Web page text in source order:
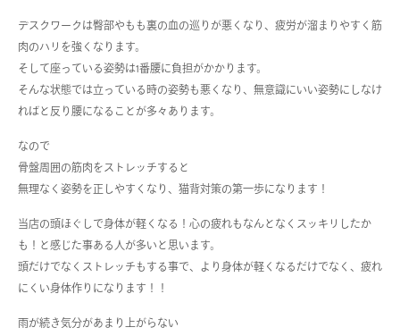
デスクワークは臀部やもも裏の血の巡りが悪くなり、疲労が溜まりやすく筋
肉のハリを強くなります。
そして座っている姿勢は1番腰に負担がかかります。
そんな状態では立っている時の姿勢も悪くなり、無意識にいい姿勢にしなけ
ればと反り腰になることが多々あります。
なので
骨盤周囲の筋肉をストレッチすると
無理なく姿勢を正しやすくなり、猫背対策の第一歩になります！
当店の頭ほぐしで身体が軽くなる！心の疲れもなんとなくスッキリしたか
も！と感じた事ある人が多いと思います。
頭だけでなくストレッチもする事で、より身体が軽くなるだけでなく、疲れ
にくい身体作りになります！！
雨が続き気分があまり上がらない